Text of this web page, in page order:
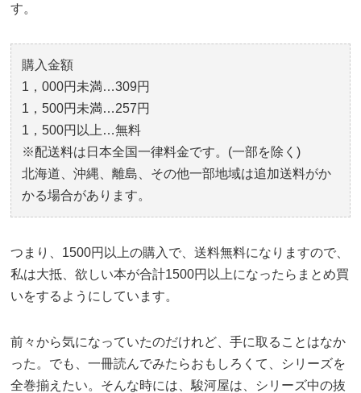
す。
購入金額
1，000円未満…309円
1，500円未満…257円
1，500円以上…無料
※配送料は日本全国一律料金です。(一部を除く)
北海道、沖縄、離島、その他一部地域は追加送料がか
かる場合があります。
つまり、1500円以上の購入で、送料無料になりますので、
私は大抵、欲しい本が合計1500円以上になったらまとめ買
いをするようにしています。
前々から気になっていたのだけれど、手に取ることはなか
った。でも、一冊読んでみたらおもしろくて、シリーズを
全巻揃えたい。そんな時には、駿河屋は、シリーズ中の抜